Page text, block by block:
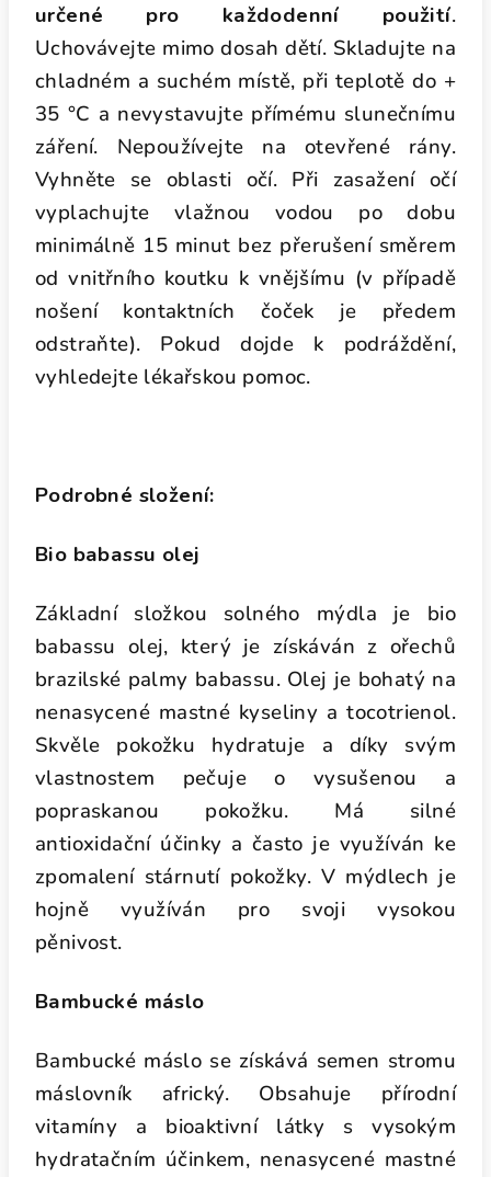
určené pro každodenní použití.
Uchovávejte mimo dosah dětí. Skladujte na
chladném a suchém místě, při teplotě do +
35 °C a nevystavujte přímému slunečnímu
záření. Nepoužívejte na otevřené rány.
Vyhněte se oblasti očí. Při zasažení očí
vyplachujte vlažnou vodou po dobu
minimálně 15 minut bez přerušení směrem
od vnitřního koutku k vnějšímu (v případě
nošení kontaktních čoček je předem
odstraňte). Pokud dojde k podráždění,
vyhledejte lékařskou pomoc.
Podrobné složení:
Bio babassu olej
Základní složkou solného mýdla je bio
babassu olej, který je získáván z ořechů
brazilské palmy babassu. Olej je bohatý na
nenasycené mastné kyseliny a tocotrienol.
Skvěle pokožku hydratuje a díky svým
vlastnostem pečuje o vysušenou a
popraskanou pokožku. Má silné
antioxidační účinky a často je využíván ke
zpomalení stárnutí pokožky. V mýdlech je
hojně využíván pro svoji vysokou
pěnivost.
Bambucké máslo
Bambucké máslo se získává semen stromu
máslovník africký. Obsahuje přírodní
vitamíny a bioaktivní látky s vysokým
hydratačním účinkem, nenasycené mastné